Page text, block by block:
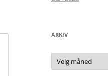
ARKIV
Arkiv